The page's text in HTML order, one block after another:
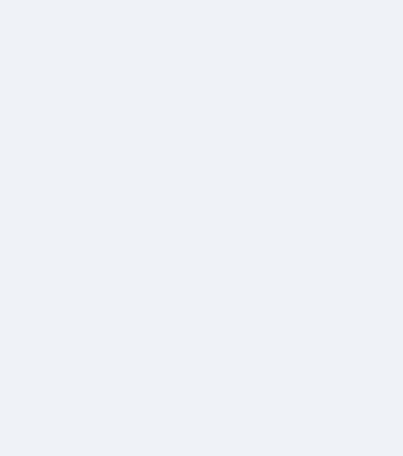
【最新】手袋の選び方 完全ガ
失敗しない「爪切り」完全ガ